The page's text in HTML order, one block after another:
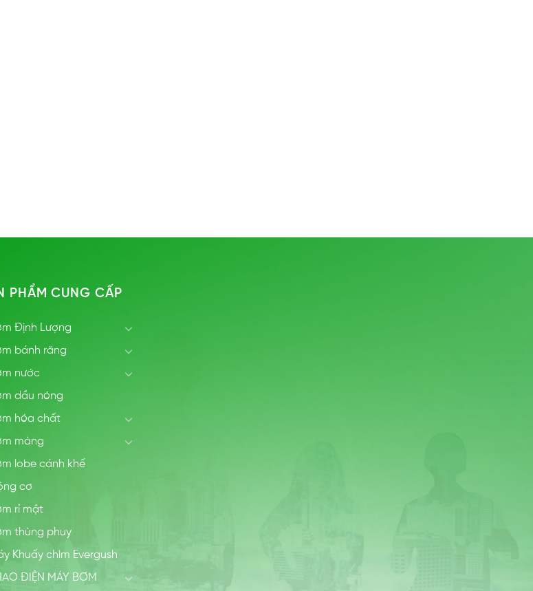
PHẨM CUNG CẤP
Định Lượng
bánh răng
nước
dầu nóng
hóa chất
màng
lobe cánh khế
cơ
rỉ mật
thùng phuy
Khuấy chìm Evergush
ĐIỆN MÁY BƠM